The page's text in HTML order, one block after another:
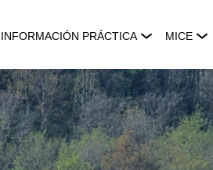
INFORMACIÓN PRÁCTICA MICE